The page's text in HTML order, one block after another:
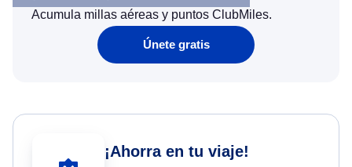
Acumula millas aéreas y puntos ClubMiles.
Únete gratis
¡Ahorra en tu viaje!